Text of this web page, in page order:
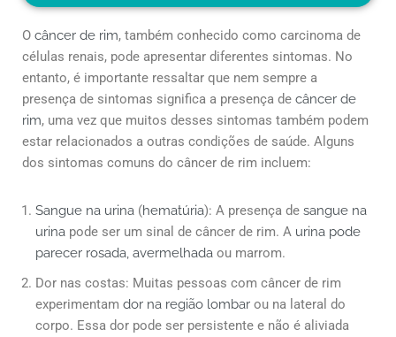
O câncer de rim, também conhecido como carcinoma de
células renais, pode apresentar diferentes sintomas. No
entanto, é importante ressaltar que nem sempre a
presença de sintomas significa a presença de câncer de
rim, uma vez que muitos desses sintomas também podem
estar relacionados a outras condições de saúde. Alguns
dos sintomas comuns do câncer de rim incluem:
Sangue na urina (hematúria): A presença de sangue na
urina pode ser um sinal de câncer de rim. A urina pode
parecer rosada, avermelhada ou marrom.
Dor nas costas: Muitas pessoas com câncer de rim
experimentam dor na região lombar ou na lateral do
corpo. Essa dor pode ser persistente e não é aliviada